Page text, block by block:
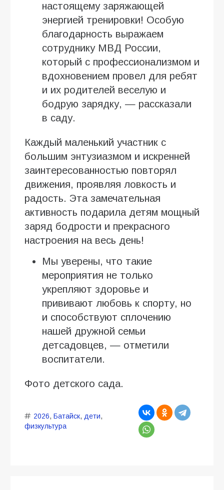
настоящему заряжающей
энергией тренировки! Особую
благодарность выражаем
сотруднику МВД России,
который с профессионализмом и
вдохновением провел для ребят
и их родителей веселую и
бодрую зарядку, — рассказали
в саду.
Каждый маленький участник с
большим энтузиазмом и искренней
заинтересованностью повторял
движения, проявляя ловкость и
радость. Эта замечательная
активность подарила детям мощный
заряд бодрости и прекрасного
настроения на весь день!
Мы уверены, что такие
мероприятия не только
укрепляют здоровье и
прививают любовь к спорту, но
и способствуют сплочению
нашей дружной семьи
детсадовцев, — отметили
воспитатели.
Фото детского сада.
2026, Батайск, дети,
физкультура